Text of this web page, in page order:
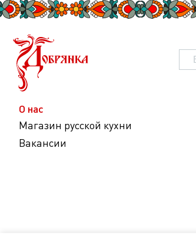
О нас
Магазин русской кухни
Вакансии